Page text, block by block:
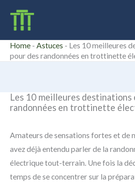
Home - Astuces - Les 10 meilleures
pour des randonnées en trottinette
Les 10 meilleures destinations
randonnées en trottinette
Amateurs de sensations fortes et de
avez déjà entendu parler de la
électrique tout-terrain. Une fois la
temps de se concentrer sur la